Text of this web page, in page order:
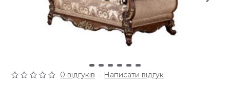
0 відгуків - Написати відгук